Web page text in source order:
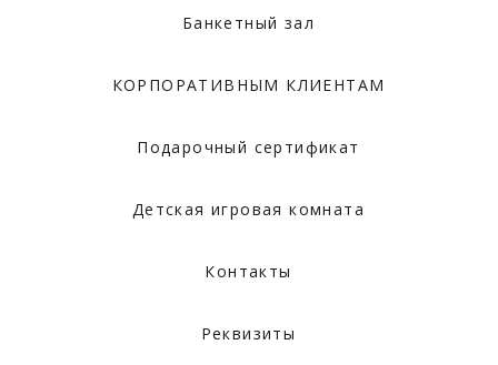
Банкетный зал
КОРПОРАТИВНЫМ КЛИЕНТАМ
Подарочный сертификат
Детская игровая комната
Контакты
Реквизиты